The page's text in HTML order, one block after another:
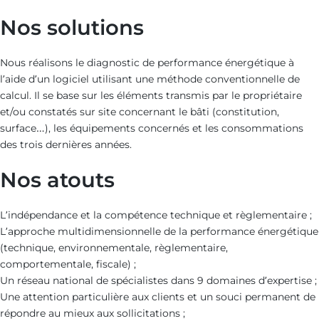
Nos solutions
Nous réalisons le diagnostic de performance énergétique à
l’aide d’un logiciel utilisant une méthode conventionnelle de
calcul. Il se base sur les éléments transmis par le propriétaire
et/ou constatés sur site concernant le bâti (constitution,
surface…), les équipements concernés et les consommations
des trois dernières années.
Nos atouts
L’indépendance et la compétence technique et règlementaire ;
L’approche multidimensionnelle de la performance énergétique
(technique, environnementale, règlementaire,
comportementale, fiscale) ;
Un réseau national de spécialistes dans 9 domaines d’expertise ;
Une attention particulière aux clients et un souci permanent de
répondre au mieux aux sollicitations ;